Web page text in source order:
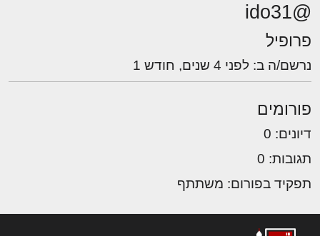
@ido31
פרופיל
נרשם/ה ב: לפני 4 שנים, חודש 1
פורומים
דיונים: 0
תגובות: 0
תפקיד בפורום: משתתף